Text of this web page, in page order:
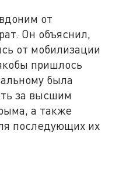
от
Он объяснил,
от мобилизации
пришлось
была
за высшим
а также
последующих их